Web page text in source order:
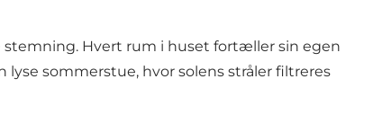
Hvert rum i huset fortæller sin egen
sommerstue, hvor solens stråler filtreres